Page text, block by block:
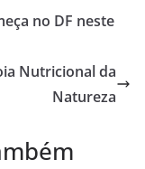
no DF neste
Nutricional da
Natureza